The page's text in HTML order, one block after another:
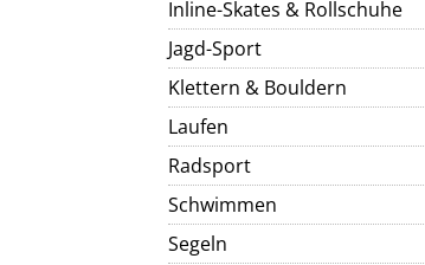
Inline-Skates & Rollschuhe
Jagd-Sport
Klettern & Bouldern
Laufen
Radsport
Schwimmen
Segeln